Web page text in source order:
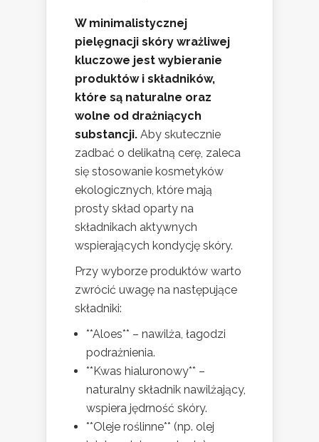
W minimalistycznej
pielęgnacji skóry wrażliwej
kluczowe jest wybieranie
produktów i składników,
które są naturalne oraz
wolne od drażniących
substancji. Aby skutecznie
zadbać o delikatną cerę, zaleca
się stosowanie kosmetyków
ekologicznych, które mają
prosty skład oparty na
składnikach aktywnych
wspierających kondycję skóry.
Przy wyborze produktów warto
zwrócić uwagę na następujące
składniki:
**Aloes** – nawilża, łagodzi
podrażnienia.
**Kwas hialuronowy** –
naturalny składnik nawilżający,
wspiera jędrność skóry.
**Oleje roślinne** (np. olej